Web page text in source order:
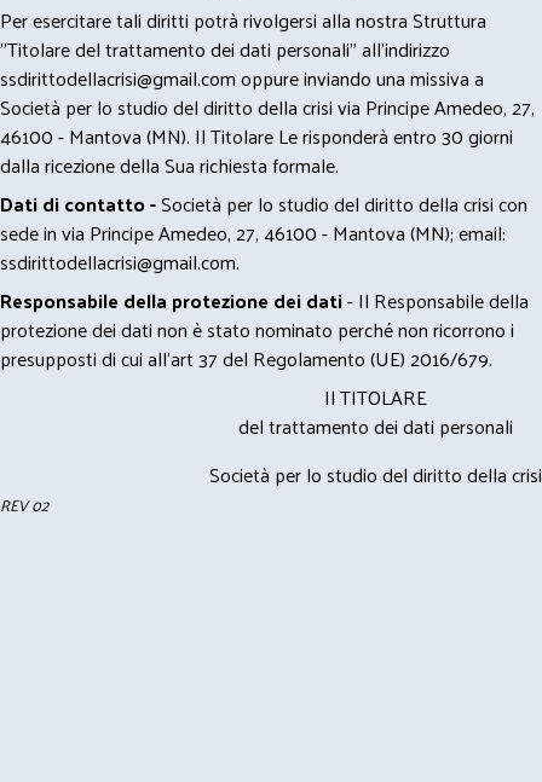
Per esercitare tali diritti potrà rivolgersi alla nostra Struttura
"Titolare del trattamento dei dati personali" all'indirizzo
ssdirittodellacrisi@gmail.comoppure inviando una missiva a
Società per lo studio del diritto della crisi via Principe Amedeo, 27,
46100 - Mantova (MN). Il Titolare Le risponderà entro 30 giorni
dalla ricezione della Sua richiesta formale.
Dati di contatto -Società per lo studio del diritto della crisi con
sede in via Principe Amedeo, 27, 46100 - Mantova (MN); email:
ssdirittodellacrisi@gmail.com.
Responsabile della protezione dei dati- Il Responsabile della
protezione dei dati non è stato nominato perché non ricorrono i
presupposti di cui all’art 37 del Regolamento (UE) 2016/679.
Il TITOLARE
del trattamento dei dati personali
Società per lo studio del diritto della crisi
REV 02